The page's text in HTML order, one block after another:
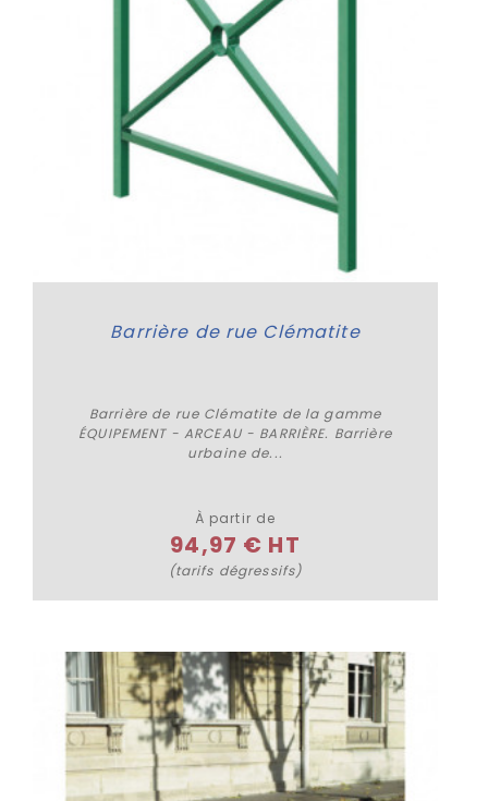
Barrière de rue Clématite
Barrière de rue Clématite de la gamme
ÉQUIPEMENT - ARCEAU - BARRIÈRE. Barrière
urbaine de...
À partir de
94,97 € HT
(tarifs dégressifs)